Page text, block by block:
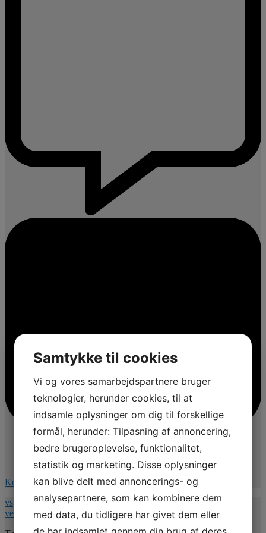
Kommentér på Facebook
vspnet.dk/erfa-moede-for-oplaeringsansvarlige-paa-
veterinaersygeplejerske-uddannelsen/
Samtykke til cookies
Vi og vores samarbejdspartnere bruger
teknologier, herunder cookies, til at
indsamle oplysninger om dig til forskellige
formål, herunder: Tilpasning af annoncering,
bedre brugeroplevelse, funktionalitet,
statistik og marketing. Disse oplysninger
kan blive delt med annoncerings- og
analysepartnere, som kan kombinere dem
med data, du tidligere har givet dem eller